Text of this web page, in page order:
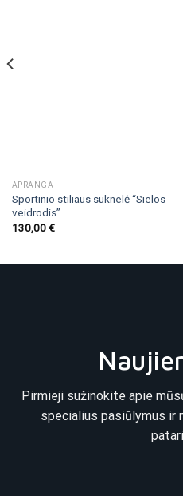
APRANGA
Sportinio stiliaus suknelė “Sielos
veidrodis”
130,00€
Pirmieji sužinokite apie
specialius pasiūlymus ir